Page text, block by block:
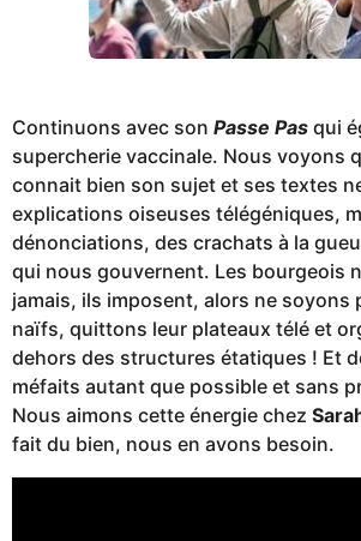
Continuons avec son Passe Pas qui
supercherie vaccinale. Nous voyons
connait bien son sujet et ses textes
explications oiseuses télégéniques,
dénonciations, des crachats à la
qui nous gouvernent. Les bourgeois
jamais, ils imposent, alors ne soyons
naïfs, quittons leur plateaux télé et
dehors des structures étatiques ! Et
méfaits autant que possible et sans
Nous aimons cette énergie chez
fait du bien, nous en avons besoin.